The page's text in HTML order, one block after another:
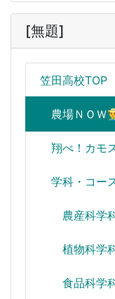
[無題]
笠田高校TOP
農場ＮＯＷ
翔べ！カモ
学科・コー
農産科学
植物科学
食品科学